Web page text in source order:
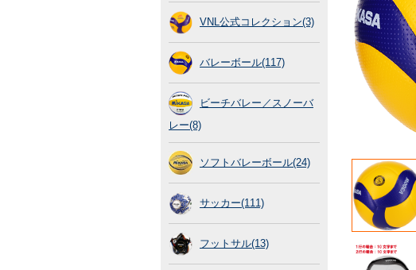
VNL公式コレクション(3)
バレーボール(117)
ビーチバレー／スノーバ
レー(8)
ソフトバレーボール(24)
サッカー(111)
フットサル(13)